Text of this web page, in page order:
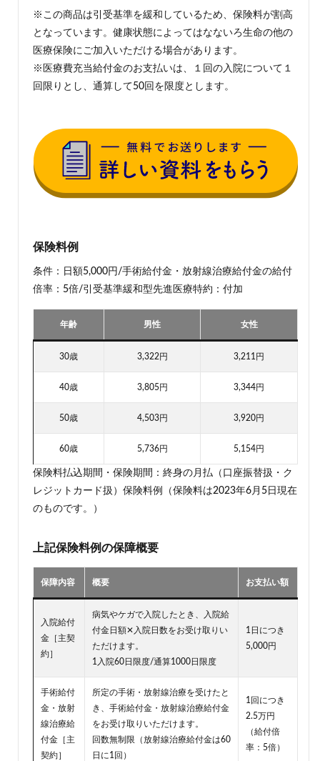
んな
人に
おす
め？
び方
3.1
特約
類
すめ
約
保険
料シ
ショ
ン
ス1：
男性
の保
険料
ケー
女性
険料
5
いろ
生命
の特
5.1
まと
※この商品は引受基準を緩和しているため、保険料が割高
となっています。健康状態によってはなないろ生命の他の
医療保険にご加入いただける場合があります。
※医療費充当給付金のお支払いは、１回の入院について１
回限りとし、通算して50回を限度とします。
保険料例
条件：日額5,000円/手術給付金・放射線治療給付金の給付
倍率：5倍/引受基準緩和型先進医療特約：付加
年齢 男性 女性
30歳 3,322円 3,211円
40歳 3,805円 3,344円
50歳 4,503円 3,920円
60歳 5,736円 5,154円
保険料払込期間・保険期間：終身の月払（口座振替扱・ク
レジットカード扱）保険料例（保険料は2023年6月5日現在
のものです。）
上記保険料例の保障概要
保障内容 概要 お支払い額
入院給付
金［主契
約］
病気やケガで入院したとき、入院給
付金日額✕入院日数をお受け取りい
ただけます。
1入院60日限度/通算1000日限度
1日につき
5,000円
手術給付
金・放射
線治療給
付金［主
契約］
所定の手術・放射線治療を受けたと
き、手術給付金・放射線治療給付金
をお受け取りいただけます。
回数無制限（放射線治療給付金は60
日に1回）
1回につき
2.5万円
（給付倍
率：5倍）